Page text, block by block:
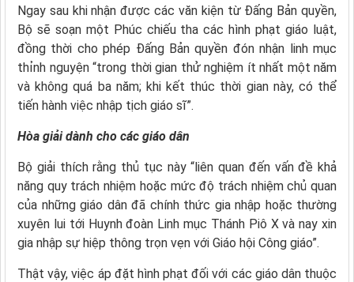
Ngay sau khi nhận được các văn kiện từ Đấng Bản quyền,
Bộ sẽ soạn một Phúc chiếu tha các hình phạt giáo luật,
đồng thời cho phép Đấng Bản quyền đón nhận linh mục
thỉnh nguyện “trong thời gian thử nghiệm ít nhất một năm
và không quá ba năm; khi kết thúc thời gian này, có thể
tiến hành việc nhập tịch giáo sĩ”.
Hòa giải dành cho các giáo dân
Bộ giải thích rằng thủ tục này “liên quan đến vấn đề khả
năng quy trách nhiệm hoặc mức độ trách nhiệm chủ quan
của những giáo dân đã chính thức gia nhập hoặc thường
xuyên lui tới Huynh đoàn Linh mục Thánh Piô X và nay xin
gia nhập sự hiệp thông trọn vẹn với Giáo hội Công giáo”.
Thật vậy, việc áp đặt hình phạt đối với các giáo dân thuộc